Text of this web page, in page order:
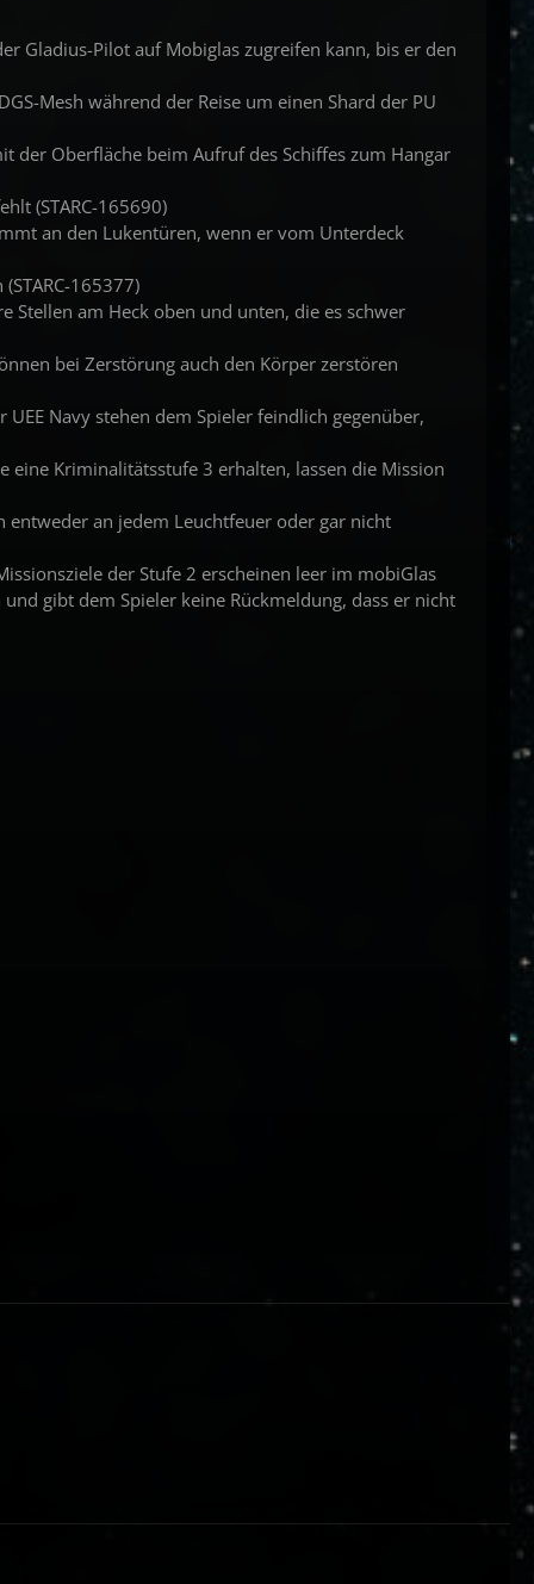
Gladius-Pilot auf Mobiglas zugreifen kann, bis er den
Mesh während der Reise um einen Shard der PU
der Oberfläche beim Aufruf des Schiffes zum Hangar
(STARC-165690)
an den Lukentüren, wenn er vom Unterdeck
165377)
Stellen am Heck oben und unten, die es schwer
bei Zerstörung auch den Körper zerstören
Navy stehen dem Spieler feindlich gegenüber,
eine Kriminalitätsstufe 3 erhalten, lassen die Mission
entweder an jedem Leuchtfeuer oder gar nicht
der Stufe 2 erscheinen leer im mobiGlas
gibt dem Spieler keine Rückmeldung, dass er nicht